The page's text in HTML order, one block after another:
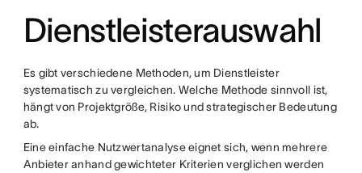
Dienstleisterauswahl
Es gibt verschiedene Methoden, um Dienstleister
systematisch zu vergleichen. Welche Methode sinnvoll ist,
hängt von Projektgröße, Risiko und strategischer Bedeutung
ab.
Eine einfache Nutzwertanalyse eignet sich, wenn mehrere
Anbieter anhand gewichteter Kriterien verglichen werden